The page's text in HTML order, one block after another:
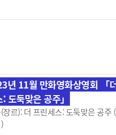
년 11월 만화영화상영회 「
도둑맞은 공주」
장르): 더 프린세스: 도둑맞은 공주